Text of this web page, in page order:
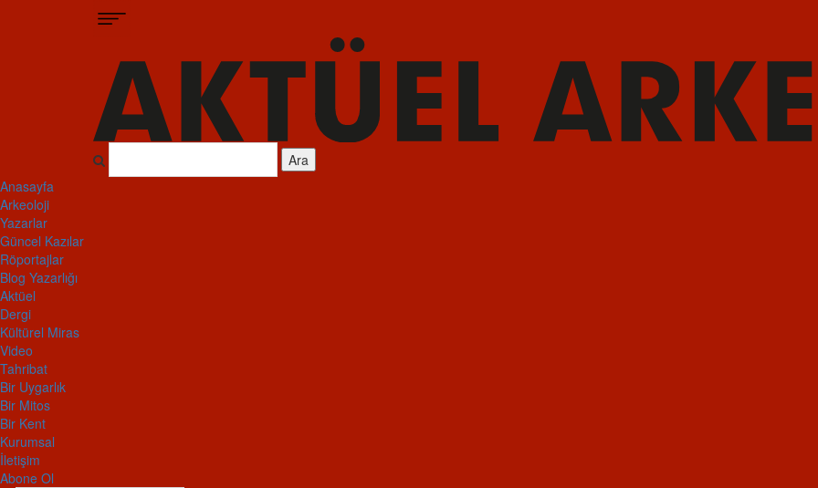
Ara
Anasayfa
Arkeoloji
Yazarlar
Güncel Kazılar
Röportajlar
Blog Yazarlığı
Aktüel
Dergi
Kültürel Miras
Video
Tahribat
Bir Uygarlık
Bir Mitos
Bir Kent
Kurumsal
İletişim
Abone Ol